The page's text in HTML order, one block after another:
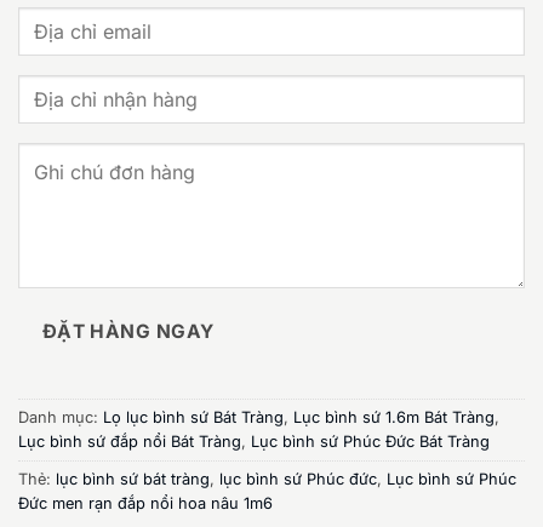
ĐẶT HÀNG NGAY
Danh mục: Lọ lục bình sứ Bát Tràng, Lục bình sứ 1.6m Bát Tràng,
Lục bình sứ đắp nổi Bát Tràng, Lục bình sứ Phúc Đức Bát Tràng
Thẻ: lục bình sứ bát tràng, lục bình sứ Phúc đức, Lục bình sứ Phúc
Đức men rạn đắp nổi hoa nâu 1m6